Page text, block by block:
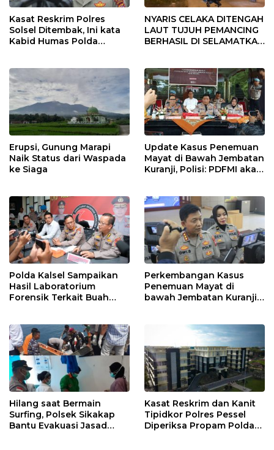
Kasat Reskrim Polres
Solsel Ditembak, Ini kata
Kabid Humas Polda
NYARIS CELAKA DITENGAH
LAUT TUJUH PEMANCING
BERHASIL DI SELAMATKAN
Erupsi, Gunung Marapi
Naik Status dari Waspada
ke Siaga
Update Kasus Penemuan
Mayat di Bawah Jembatan
Kuranji, Polisi: PDFMI akan
Polda Kalsel Sampaikan
Hasil Laboratorium
Forensik Terkait Buah
Perkembangan Kasus
Penemuan Mayat di
bawah Jembatan Kuranji,
Hilang saat Bermain
Surfing, Polsek Sikakap
Bantu Evakuasi Jasad
Kasat Reskrim dan Kanit
Tipidkor Polres Pessel
Diperiksa Propam Polda